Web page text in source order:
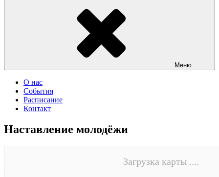
Меню
О нас
События
Расписание
Контакт
Наставление молодёжи
Загрузка карты ....